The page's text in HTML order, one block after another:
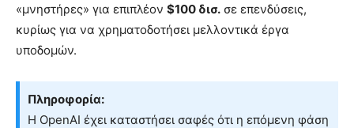
«μνηστήρες» για επιπλέον $100 δισ. σε επενδύσεις,
κυρίως για να χρηματοδοτήσει μελλοντικά έργα
υποδομών.
Πληροφορία:
Η OpenAI έχει καταστήσει σαφές ότι η επόμενη φάση